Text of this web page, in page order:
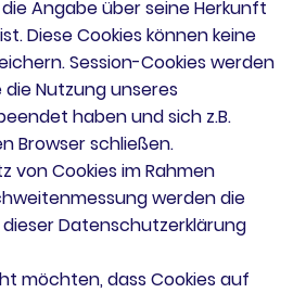
Angabe über seine Herkunft
Diese Cookies können keine
Session-Cookies werden
Nutzung unseres
haben und sich z.B.
Browser schließen.
von Cookies im Rahmen
werden die
Datenschutzerklärung
möchten, dass Cookies auf